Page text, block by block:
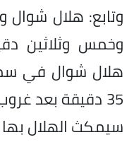
وتابع: هلال شوال
وخمس وثلاثين
هلال شوال في
35 دقيقة بعد
سيمكث الهلال بها 11 دقيقة فقط.